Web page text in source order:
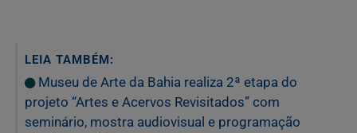
LEIA TAMBÉM:
Museu de Arte da Bahia realiza 2ª etapa do
projeto “Artes e Acervos Revisitados” com
seminário, mostra audiovisual e programação